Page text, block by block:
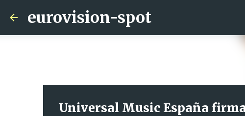
eurovision-spot
Universal Music España